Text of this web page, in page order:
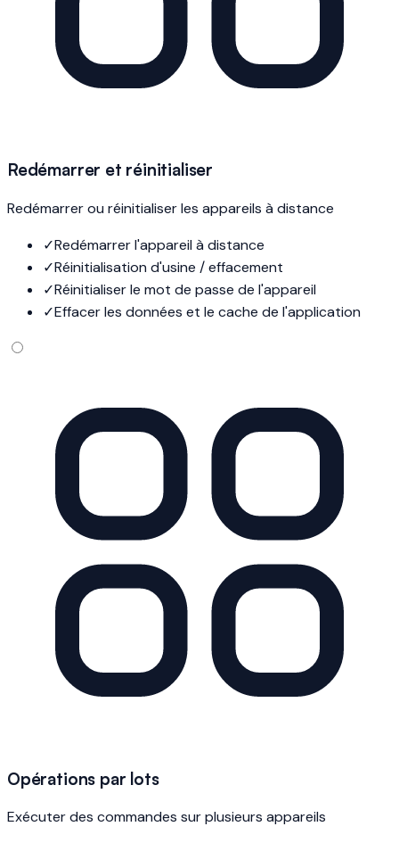
Redémarrer et réinitialiser
Redémarrer ou réinitialiser les appareils à distance
✓Redémarrer l'appareil à distance
✓Réinitialisation d'usine / effacement
✓Réinitialiser le mot de passe de l'appareil
✓Effacer les données et le cache de l'application
Opérations par lots
Exécuter des commandes sur plusieurs appareils